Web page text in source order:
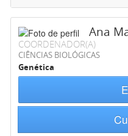
Ana
COORDENADOR(A)
CIÊNCIAS BIOLÓGICAS
Genética